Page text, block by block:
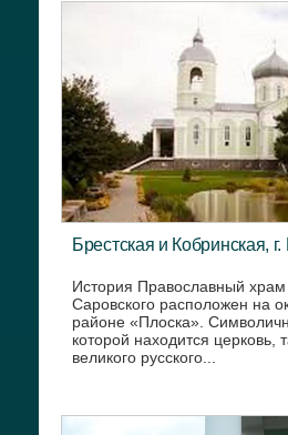
Брестская и Кобринская,
История Православный
Саровского расположен на
районе «Плоска».
которой находится церковь,
великого русского...